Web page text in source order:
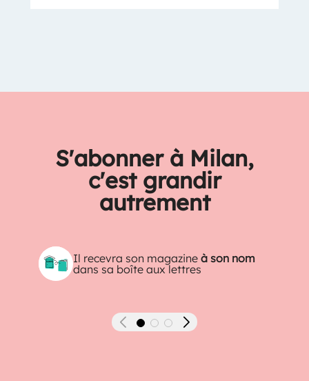
S'abonner à Milan,
c'est grandir
autrement
Il recevra son magazineà son nom
dans sa boîte aux lettres
Précédent Suivant